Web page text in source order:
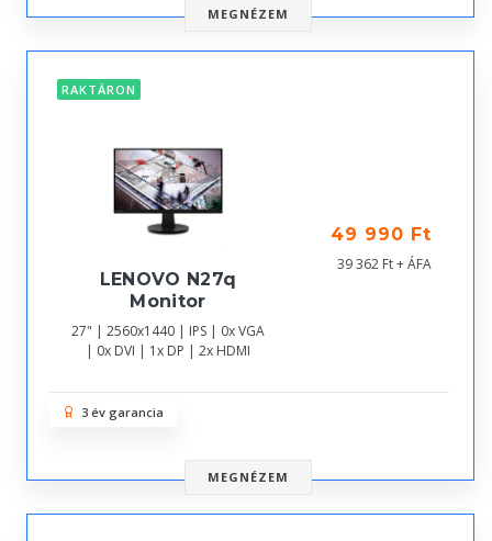
MEGNÉZEM
RAKTÁRON
LENOVO N27q
Monitor
27" | 2560x1440 | IPS | 0x VGA
| 0x DVI | 1x DP | 2x HDMI
49 990 Ft
39 362 Ft + ÁFA
3 év garancia
MEGNÉZEM